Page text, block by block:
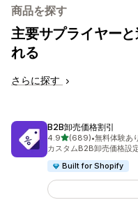
商品を探す
主要サプライヤー
れる
さらに探す
B2B卸売価格割引
4.95つ星中
(689)
合計レビュー数：689件
•無料体験あ
カスタムB2B卸売価格設
Built for Shopify